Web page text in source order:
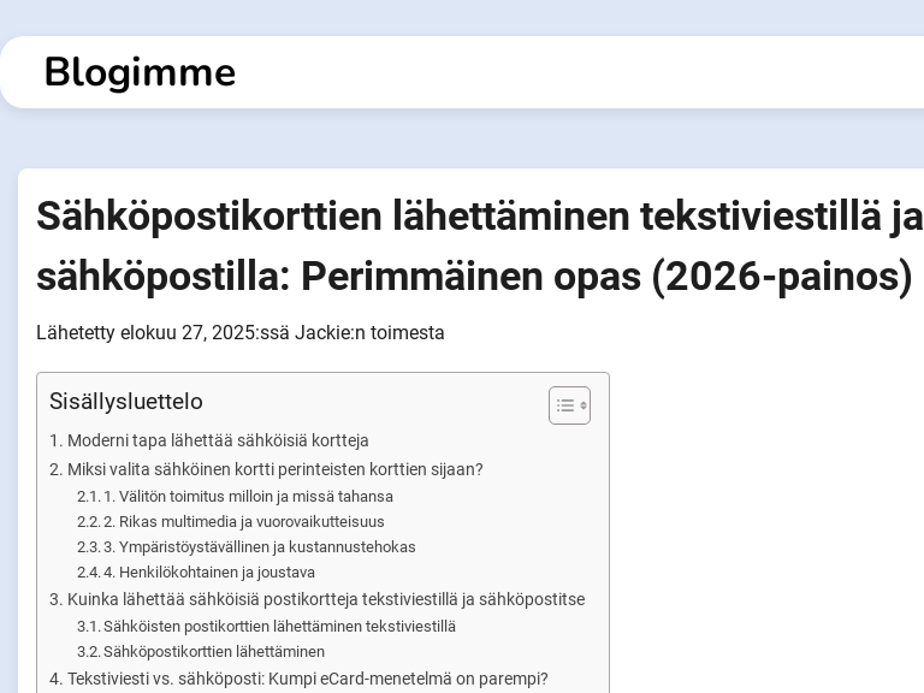
sisältöön
Blogimme
Sähköpostikorttien lähettäminen tekstiviestillä ja
sähköpostilla: Perimmäinen opas (2026-painos)
Lähetetty elokuu 27, 2025:ssä Jackie:n toimesta
Sisällysluettelo
Moderni tapa lähettää sähköisiä kortteja
Miksi valita sähköinen kortti perinteisten korttien sijaan?
1. Välitön toimitus milloin ja missä tahansa
2. Rikas multimedia ja vuorovaikutteisuus
3. Ympäristöystävällinen ja kustannustehokas
4. Henkilökohtainen ja joustava
Kuinka lähettää sähköisiä postikortteja tekstiviestillä ja sähköpostitse
Sähköisten postikorttien lähettäminen tekstiviestillä
Sähköpostikorttien lähettäminen
Tekstiviesti vs. sähköposti: Kumpi eCard-menetelmä on parempi?